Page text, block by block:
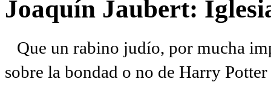
Joaquín Jaubert:
Que un rabino judío, por mucha
sobre la bondad o no de Harry